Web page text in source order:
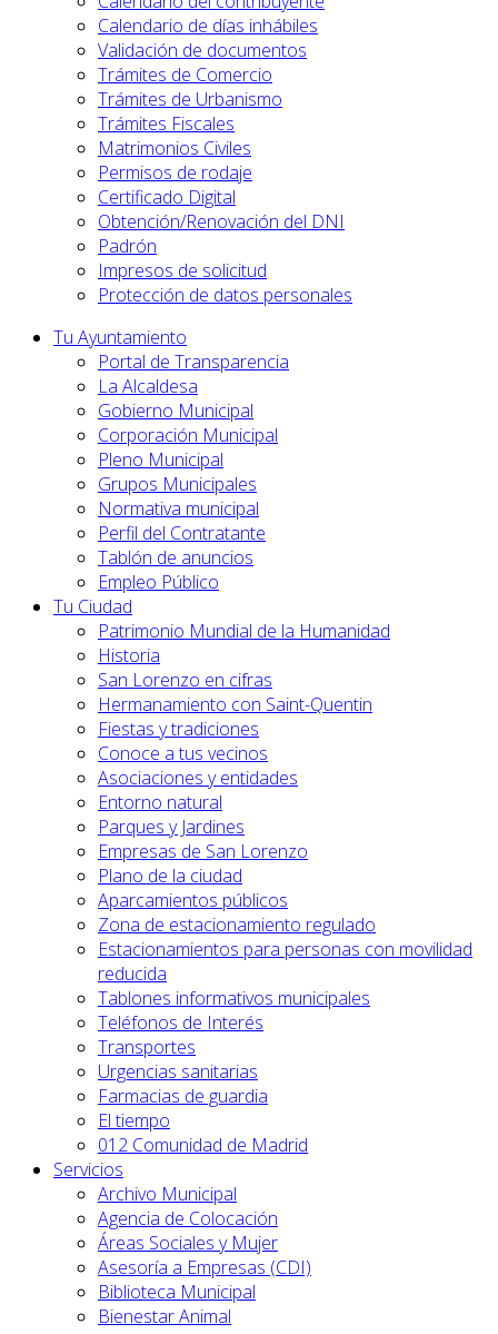
Calendario de días inhábiles
Validación de documentos
Trámites de Comercio
Trámites de Urbanismo
Trámites Fiscales
Matrimonios Civiles
Permisos de rodaje
Certificado Digital
Obtención/Renovación del DNI
Padrón
Impresos de solicitud
Protección de datos personales
Tu Ayuntamiento
Portal de Transparencia
La Alcaldesa
Gobierno Municipal
Corporación Municipal
Pleno Municipal
Grupos Municipales
Normativa municipal
Perfil del Contratante
Tablón de anuncios
Empleo Público
Tu Ciudad
Patrimonio Mundial de la Humanidad
Historia
San Lorenzo en cifras
Hermanamiento con Saint-Quentin
Fiestas y tradiciones
Conoce a tus vecinos
Asociaciones y entidades
Entorno natural
Parques y Jardines
Empresas de San Lorenzo
Plano de la ciudad
Aparcamientos públicos
Zona de estacionamiento regulado
Estacionamientos para personas con movilidad
reducida
Tablones informativos municipales
Teléfonos de Interés
Transportes
Urgencias sanitarias
Farmacias de guardia
El tiempo
012 Comunidad de Madrid
Servicios
Archivo Municipal
Agencia de Colocación
Áreas Sociales y Mujer
Asesoría a Empresas (CDI)
Biblioteca Municipal
Bienestar Animal